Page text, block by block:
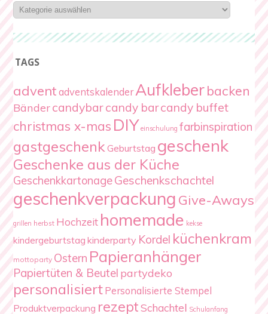
Blog-
Kategorien
TAGS
advent adventskalenderAufkleberbacken
Bändercandybarcandy barcandy buffet
christmas x-mas DIY einschulung farbinspiration
gastgeschenkGeburtstag geschenk
Geschenke aus der Küche
GeschenkkartonageGeschenkschachtel
geschenkverpackung Give-Aways
grillen herbst Hochzeit homemade kekse
kindergeburtstag kinderparty Kordel küchenkram
mottoparty Ostern Papieranhänger
Papiertüten & Beutel partydeko
personalisiert Personalisierte Stempel
Produktverpackung rezept Schachtel Schulanfang